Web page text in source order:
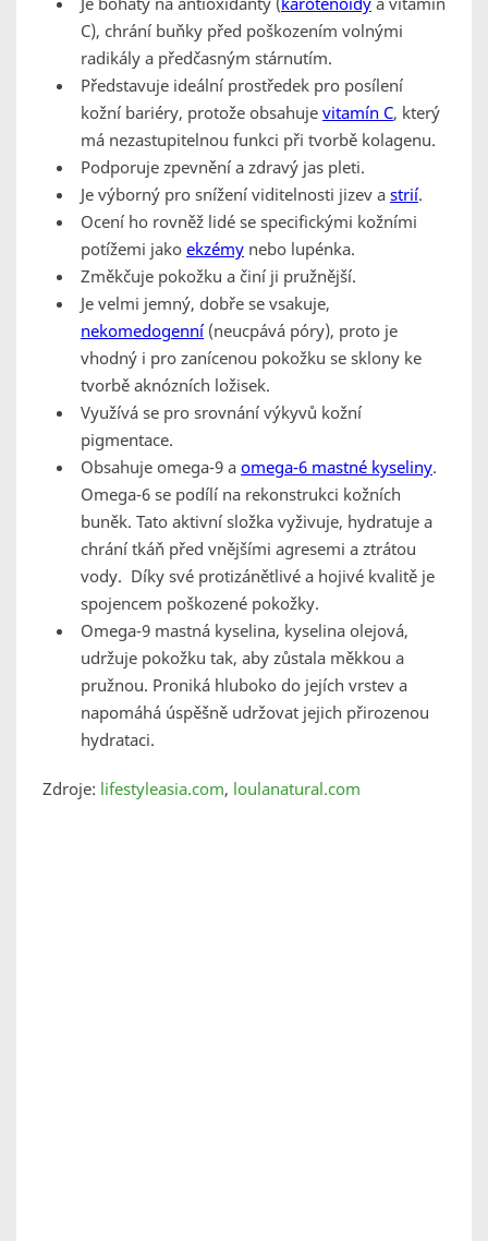
C), chrání buňky před poškozením volnými
radikály a předčasným stárnutím.
Představuje ideální prostředek pro posílení
kožní bariéry, protože obsahuje vitamín C, který
má nezastupitelnou funkci při tvorbě kolagenu.
Podporuje zpevnění a zdravý jas pleti.
Je výborný pro snížení viditelnosti jizev a strií.
Ocení ho rovněž lidé se specifickými kožními
potížemi jako ekzémy nebo lupénka.
Změkčuje pokožku a činí ji pružnější.
Je velmi jemný, dobře se vsakuje,
nekomedogenní(neucpává póry), proto je
vhodný i pro zanícenou pokožku se sklony ke
tvorbě aknózních ložisek.
Využívá se pro srovnání výkyvů kožní
pigmentace.
Obsahuje omega-9 a omega-6 mastné kyseliny.
Omega-6 se podílí na rekonstrukci kožních
buněk. Tato aktivní složka vyživuje, hydratuje a
chrání tkáň před vnějšími agresemi a ztrátou
vody. Díky své protizánětlivé a hojivé kvalitě je
spojencem poškozené pokožky.
Omega-9 mastná kyselina, kyselina olejová,
udržuje pokožku tak, aby zůstala měkkou a
pružnou. Proniká hluboko do jejích vrstev a
napomáhá úspěšně udržovat jejich přirozenou
hydrataci.
Zdroje: lifestyleasia.com, loulanatural.com